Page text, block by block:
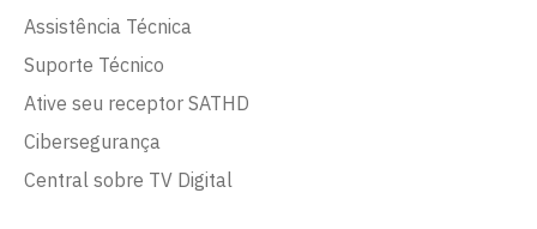
Assistência Técnica
Suporte Técnico
Ative seu receptor SATHD
Cibersegurança
Central sobre TV Digital